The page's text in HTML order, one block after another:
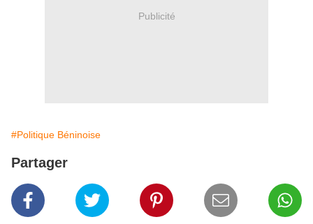
Publicité
#Politique Béninoise
Partager